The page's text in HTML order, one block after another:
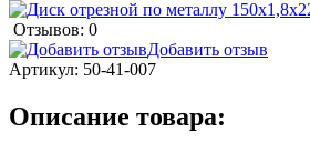
Отзывов: 0
Добавить отзыв
Артикул: 50-41-007
Описание товара: